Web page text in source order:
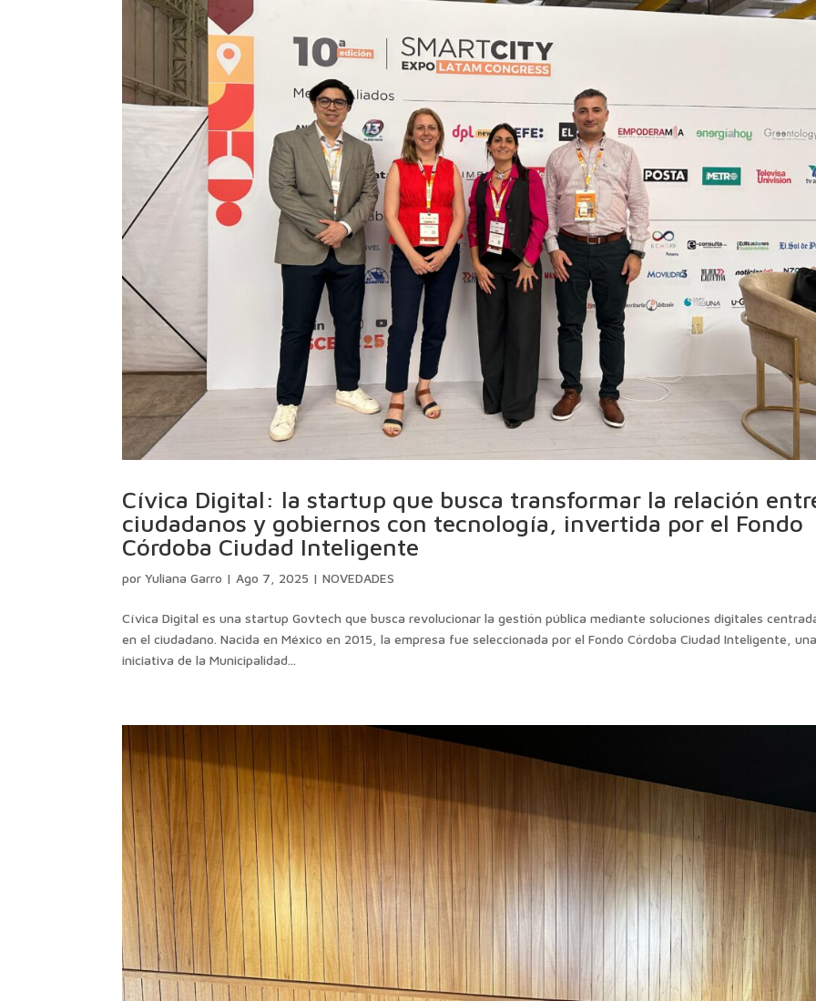
Cívica Digital: la startup que busca transformar la relación
ciudadanos y gobiernos con tecnología, invertida por el Fondo
Córdoba Ciudad Inteligente
porYuliana Garro |Ago 7, 2025 |NOVEDADES
Cívica Digital es una startup Govtech que busca revolucionar la gestión pública mediante soluciones digitales
en el ciudadano. Nacida en México en 2015, la empresa fue seleccionada por el Fondo Córdoba Ciudad Inteligente,
iniciativa de la Municipalidad...